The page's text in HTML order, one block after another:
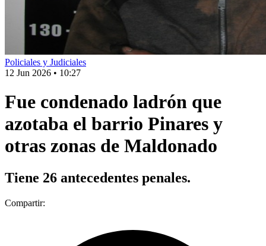
Policiales y Judiciales
12 Jun 2026 • 10:27
Fue condenado ladrón que
azotaba el barrio Pinares y
otras zonas de Maldonado
Tiene 26 antecedentes penales.
Compartir: